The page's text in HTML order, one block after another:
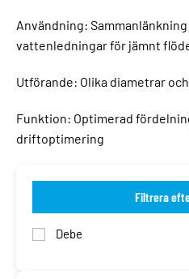
Användning:
vattenledningar för jämnt
Utförande: Olika diametrar
Funktion: Optimerad
driftoptimering
Filtrera
Debe